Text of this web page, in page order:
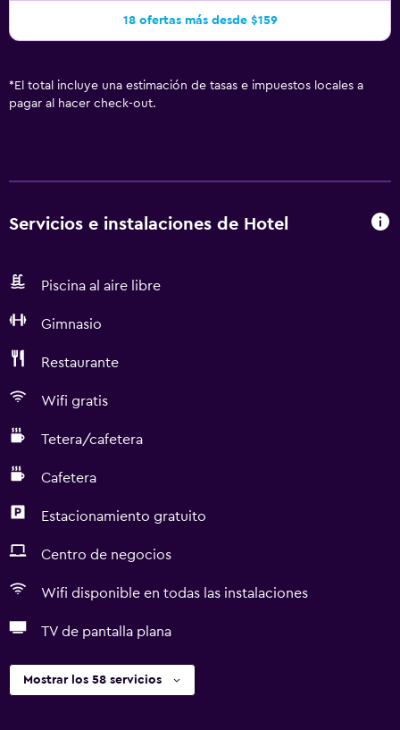
18 ofertas más desde $159
* El total incluye una estimación de tasas e impuestos locales a
pagar al hacer check-out.
Servicios e instalaciones de Hotel
Piscina al aire libre
Gimnasio
Restaurante
Wifi gratis
Tetera/cafetera
Cafetera
Estacionamiento gratuito
Centro de negocios
Wifi disponible en todas las instalaciones
TV de pantalla plana
Mostrar los 58 servicios